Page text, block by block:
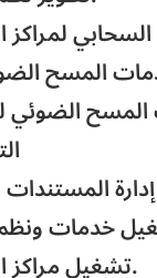
تشغيل مراكز الوثائق والمحفوظات.